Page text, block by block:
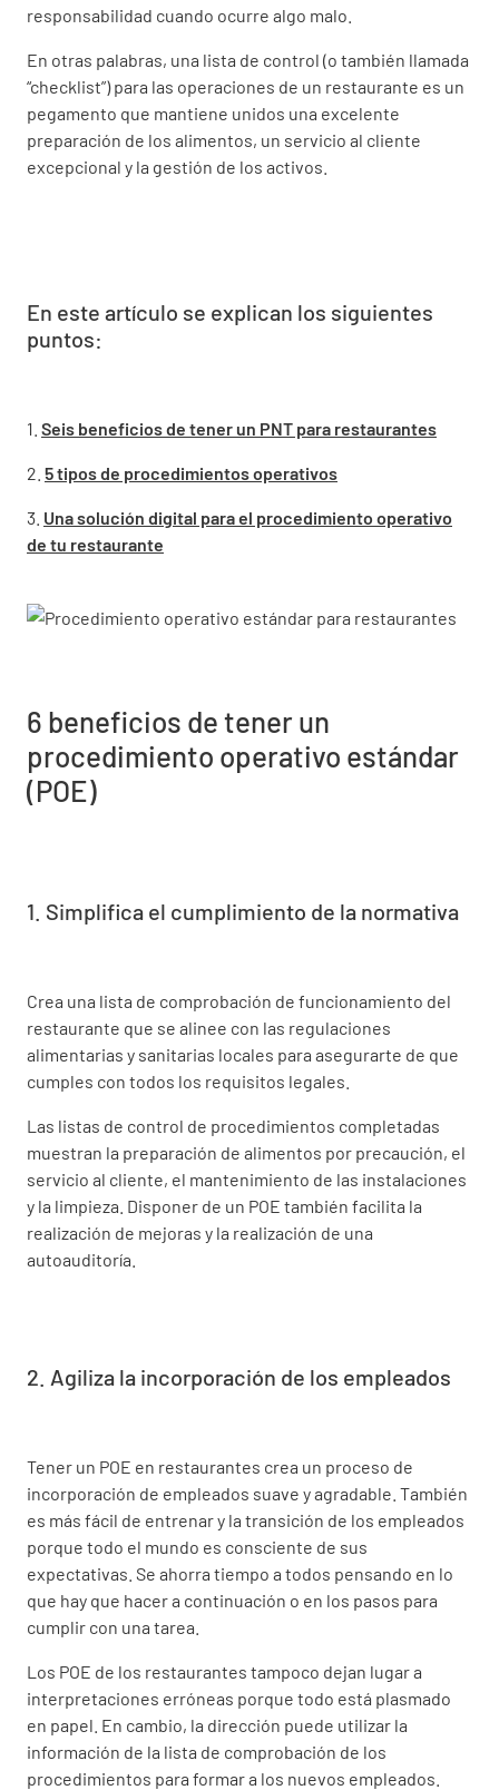
responsabilidad cuando ocurre algo malo.
En otras palabras, una lista de control (o también llamada
“checklist”) para las operaciones de un restaurante es un
pegamento que mantiene unidos una excelente
preparación de los alimentos, un servicio al cliente
excepcional y la gestión de los activos.
En este artículo se explican los siguientes
puntos:
1. Seis beneficios de tener un PNT para restaurantes
2. 5 tipos de procedimientos operativos
3. Una solución digital para el procedimiento operativo
de tu restaurante
6 beneficios de tener un
procedimiento operativo estándar
(POE)
1. Simplifica el cumplimiento de la normativa
Crea una lista de comprobación de funcionamiento del
restaurante que se alinee con las regulaciones
alimentarias y sanitarias locales para asegurarte de que
cumples con todos los requisitos legales.
Las listas de control de procedimientos completadas
muestran la preparación de alimentos por precaución, el
servicio al cliente, el mantenimiento de las instalaciones
y la limpieza. Disponer de un POE también facilita la
realización de mejoras y la realización de una
autoauditoría.
2. Agiliza la incorporación de los empleados
Tener un POE en restaurantes crea un proceso de
incorporación de empleados suave y agradable. También
es más fácil de entrenar y la transición de los empleados
porque todo el mundo es consciente de sus
expectativas. Se ahorra tiempo a todos pensando en lo
que hay que hacer a continuación o en los pasos para
cumplir con una tarea.
Los POE de los restaurantes tampoco dejan lugar a
interpretaciones erróneas porque todo está plasmado
en papel. En cambio, la dirección puede utilizar la
información de la lista de comprobación de los
procedimientos para formar a los nuevos empleados.